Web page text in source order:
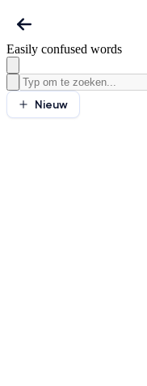
Easily confused words
Nieuw